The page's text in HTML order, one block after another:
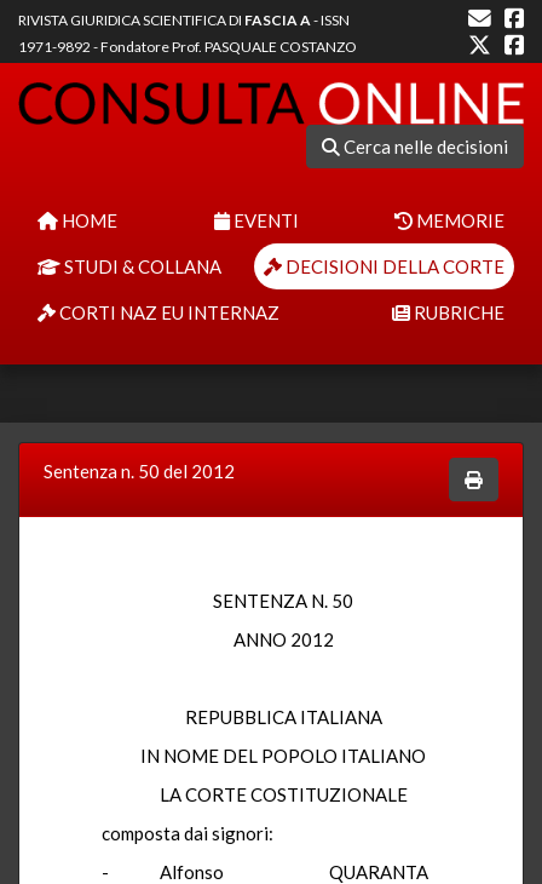
RIVISTA GIURIDICA SCIENTIFICA DI FASCIA A- ISSN
1971-9892 - Fondatore Prof. PASQUALE COSTANZO
Cerca nelle decisioni
HOME EVENTI MEMORIE
STUDI & COLLANA DECISIONI DELLA CORTE
CORTI NAZ EU INTERNAZ RUBRICHE
Sentenza n. 50 del 2012
SENTENZA N. 50
ANNO 2012
REPUBBLICA ITALIANA
IN NOME DEL POPOLO ITALIANO
LA CORTE COSTITUZIONALE
composta dai signori:
- Alfonso QUARANTA